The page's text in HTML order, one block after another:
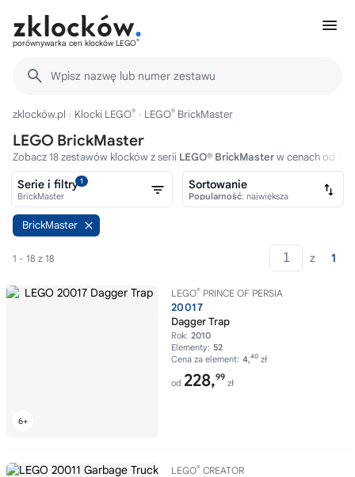
porównywarka cen klocków LEGO®
Wpisz nazwę lub numer zestawu
zklocków.pl Klocki LEGO® LEGO® BrickMaster
LEGO BrickMaster
Zobacz 18 zestawów klocków z serii LEGO® BrickMasterw cenach od
BrickMaster
1 - 18 z 18 z 1
LEGO® PRINCE OF PERSIA
20017
Dagger Trap
Rok: 2010
Elementy: 52
Cena za element: 4,40 zł
od 228,99
zł
LEGO® CREATOR
Serie i filtry1
BrickMaster
Sortowanie
Popularność: największa